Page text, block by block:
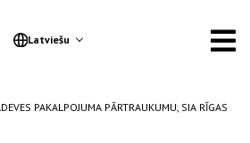
Latviešu
PAKALPOJUMA PĀRTRAUKUMU, SIA RĪGAS